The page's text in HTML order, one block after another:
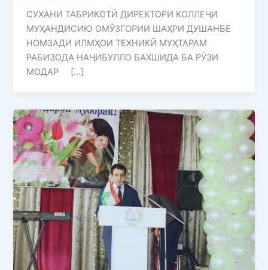
СУХАНИ ТАБРИКОТӢ ДИРЕКТОРИ КОЛЛЕҶИ
МУҲАНДИСИЮ ОМӮЗГОРИИ ШАҲРИ ДУШАНБЕ
НОМЗАДИ ИЛМҲОИ ТЕХНИКӢ МУҲТАРАМ
РАБИЗОДА НАҶИБУЛЛО БАХШИДА БА РӮЗИ
МОДАР […]